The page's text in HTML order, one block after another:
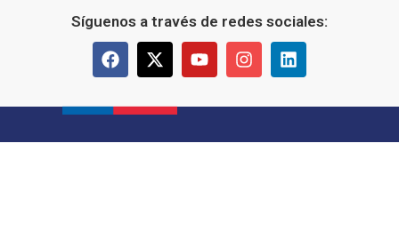
Síguenos a través de redes sociales: